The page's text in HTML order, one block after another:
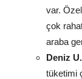
var.
çok
araba
Deniz
tüketimi